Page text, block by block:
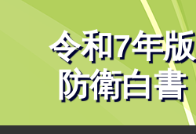
令和7年版
防衛白書